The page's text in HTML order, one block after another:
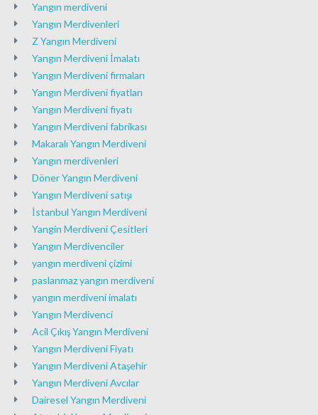
Yangın merdiveni
Yangın Merdivenleri
Z Yangın Merdiveni
Yangın Merdiveni İmalatı
Yangın Merdiveni firmaları
Yangın Merdiveni fiyatları
Yangın Merdiveni fiyatı
Yangın Merdiveni fabrikası
Makaralı Yangın Merdiveni
Yangın merdivenleri
Döner Yangın Merdiveni
Yangın Merdiveni satışı
İstanbul Yangın Merdiveni
Yangin Merdiveni Çesitleri
Yangın Merdivenciler
yangın merdiveni çizimi
paslanmaz yangın merdiveni
yangın merdiveni imalatı
Yangın Merdivenci
Acil Çıkış Yangın Merdiveni
Yangın Merdiveni Fiyatı
Yangın Merdiveni Ataşehir
Yangın Merdiveni Avcılar
Dairesel Yangın Merdiveni